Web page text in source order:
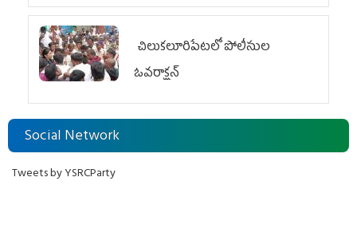
చిలుక‌లూరిపేట‌లో పోలీసుల
ఓవ‌రాక్ష‌న్‌
Social Network
Tweets by YSRCParty